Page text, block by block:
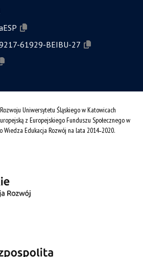
61929-BEIBU-27
Uniwersytetu Śląskiego w Katowicach
z Europejskiego Funduszu Społecznego w
Wiedza Edukacja Rozwój na lata 2014˗2020.